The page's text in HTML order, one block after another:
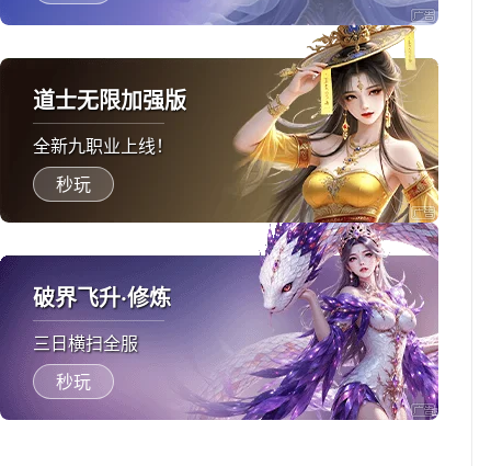
道士无限加强版
全新九职业上线！
秒玩
破界飞升·修炼
三日横扫全服
秒玩